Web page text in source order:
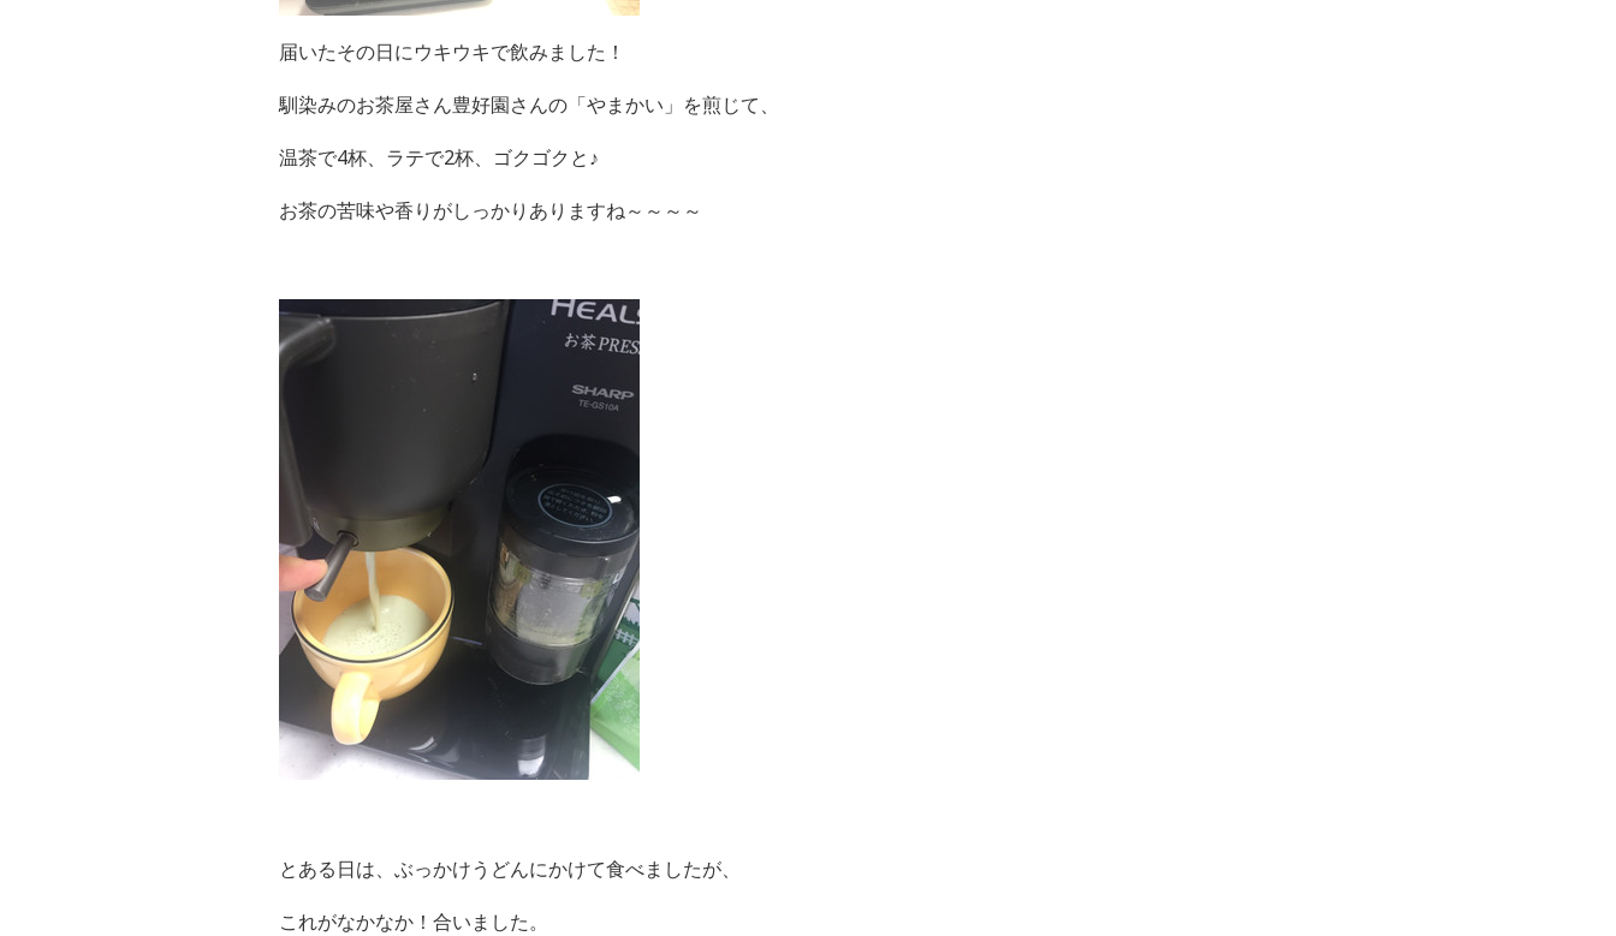
届いたその日にウキウキで飲みました！
馴染みのお茶屋さん豊好園さんの「やまかい」を煎じて、
温茶で4杯、ラテで2杯、ゴクゴクと♪
お茶の苦味や香りがしっかりありますね～～～～
とある日は、ぶっかけうどんにかけて食べましたが、
これがなかなか！合いました。